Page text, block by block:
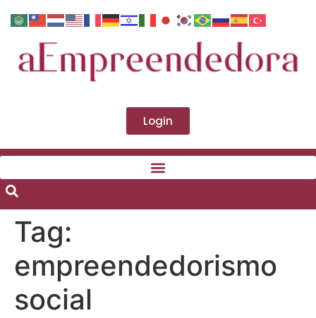
Login
Tag:
empreendedorismo
social